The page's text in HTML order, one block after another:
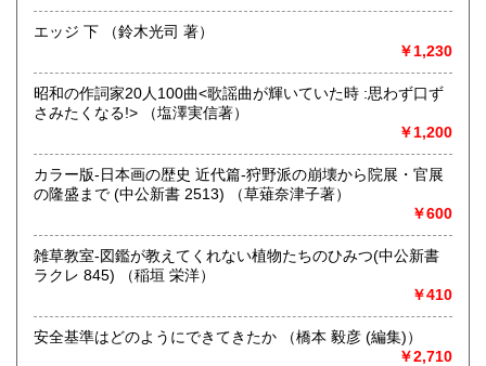
取り扱い分野
哲学宗教、歴史、社会科学、自然科学、美術工芸、趣味、外
エッジ 下 （鈴木光司 著）
￥1,230
昭和の作詞家20人100曲<歌謡曲が輝いていた時 :思わず口ず
さみたくなる!> （塩澤実信著）
￥1,200
カラー版-日本画の歴史 近代篇-狩野派の崩壊から院展・官展
の隆盛まで (中公新書 2513) （草薙奈津子著）
￥600
雑草教室-図鑑が教えてくれない植物たちのひみつ(中公新書
ラクレ 845) （稲垣 栄洋）
￥410
安全基準はどのようにできてきたか （橋本 毅彦 (編集)）
￥2,710